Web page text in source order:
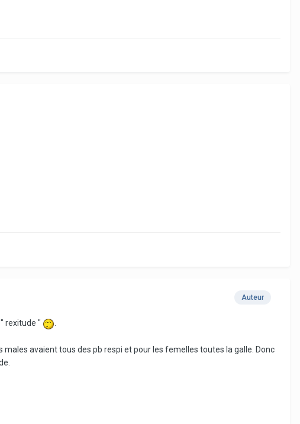
Auteur
rexitude " .
avaient tous des pb respi et pour les femelles toutes la galle. Donc